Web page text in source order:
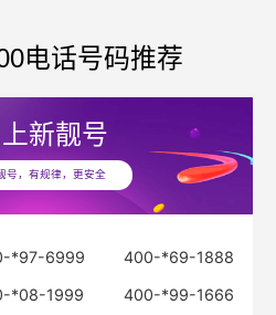
电话号码推荐
上新靓号
号，有规律，更安全
*97-6999
400-*69-1888
*08-1999
400-*99-1666